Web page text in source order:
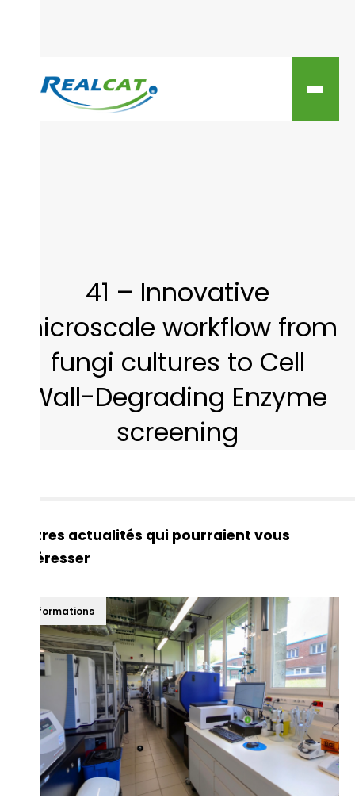
41 – Innovative
microscale workflow from
fungi cultures to Cell
Wall-Degrading Enzyme
screening
Autres actualités qui pourraient vous
intéresser
Informations